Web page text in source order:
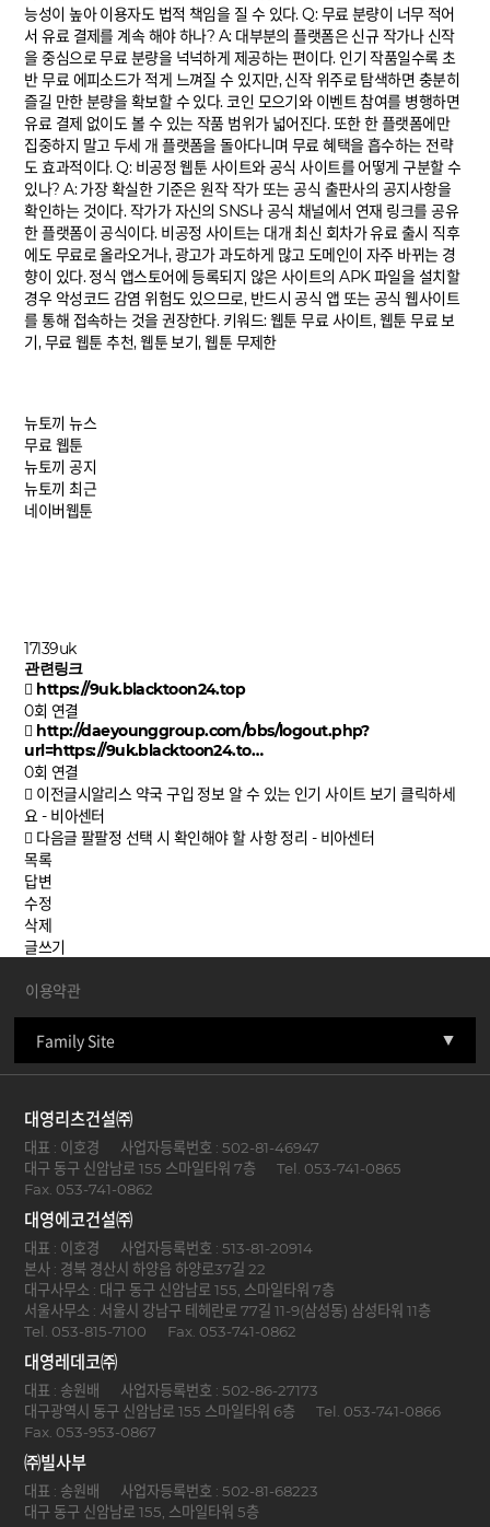
능성이 높아 이용자도 법적 책임을 질 수 있다. Q: 무료 분량이 너무 적어
서 유료 결제를 계속 해야 하나? A: 대부분의 플랫폼은 신규 작가나 신작
을 중심으로 무료 분량을 넉넉하게 제공하는 편이다. 인기 작품일수록 초
반 무료 에피소드가 적게 느껴질 수 있지만, 신작 위주로 탐색하면 충분히
즐길 만한 분량을 확보할 수 있다. 코인 모으기와 이벤트 참여를 병행하면
유료 결제 없이도 볼 수 있는 작품 범위가 넓어진다. 또한 한 플랫폼에만
집중하지 말고 두세 개 플랫폼을 돌아다니며 무료 혜택을 흡수하는 전략
도 효과적이다. Q: 비공정 웹툰 사이트와 공식 사이트를 어떻게 구분할 수
있나? A: 가장 확실한 기준은 원작 작가 또는 공식 출판사의 공지사항을
확인하는 것이다. 작가가 자신의 SNS나 공식 채널에서 연재 링크를 공유
한 플랫폼이 공식이다. 비공정 사이트는 대개 최신 회차가 유료 출시 직후
에도 무료로 올라오거나, 광고가 과도하게 많고 도메인이 자주 바뀌는 경
향이 있다. 정식 앱스토어에 등록되지 않은 사이트의 APK 파일을 설치할
경우 악성코드 감염 위험도 있으므로, 반드시 공식 앱 또는 공식 웹사이트
를 통해 접속하는 것을 권장한다. 키워드: 웹툰 무료 사이트, 웹툰 무료 보
기, 무료 웹툰 추천, 웹툰 보기, 웹툰 무제한
뉴토끼 뉴스
무료 웹툰
뉴토끼 공지
뉴토끼 최근
네이버웹툰
17l39uk
관련링크
https://9uk.blacktoon24.top
0회 연결
http://daeyounggroup.com/bbs/logout.php?
url=https://9uk.blacktoon24.to…
0회 연결
이전글시알리스 약국 구입 정보 알 수 있는 인기 사이트 보기 클릭하세
요 - 비아센터
다음글 팔팔정 선택 시 확인해야 할 사항 정리 - 비아센터
목록
답변
수정
삭제
글쓰기
이용약관
Family Site
대영리츠건설㈜
대표 : 이호경
사업자등록번호 : 502-81-46947
대구 동구 신암남로 155 스마일타워 7층
Tel. 053-741-0865
Fax. 053-741-0862
대영에코건설㈜
대표 : 이호경
사업자등록번호 : 513-81-20914
본사 : 경북 경산시 하양읍 하양로37길 22
대구사무소 : 대구 동구 신암남로 155, 스마일타워 7층
서울사무소 : 서울시 강남구 테헤란로 77길 11-9(삼성동) 삼성타워 11층
Tel. 053-815-7100
Fax. 053-741-0862
대영레데코㈜
대표 : 송원배
사업자등록번호 : 502-86-27173
대구광역시 동구 신암남로 155 스마일타워 6층
Tel. 053-741-0866
Fax. 053-953-0867
㈜빌사부
대표 : 송원배
사업자등록번호 : 502-81-68223
대구 동구 신암남로 155, 스마일타워 5층